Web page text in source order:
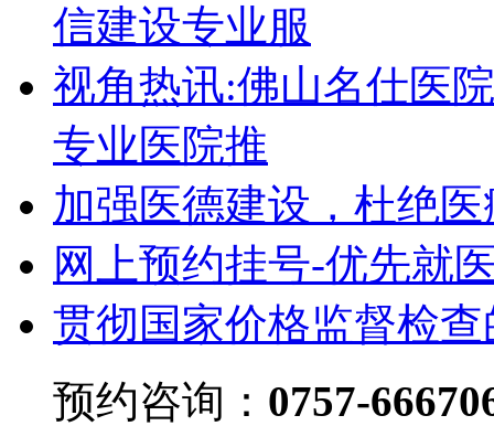
信建设专业服
视角热讯:佛山名仕医
专业医院推
加强医德建设，杜绝
网上预约挂号-优先就
贯彻国家价格监督检
预约咨询： 0757-